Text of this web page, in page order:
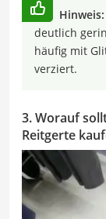
Hinweis:
deutlich
häufig mit
verziert.
3. Worauf
Reitgerte